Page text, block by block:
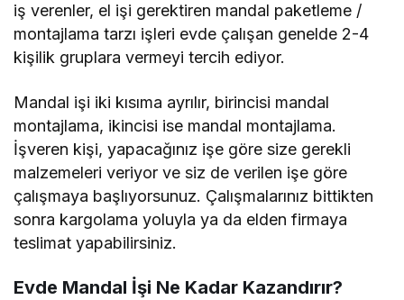
iş verenler, el işi gerektiren mandal paketleme /
montajlama tarzı işleri evde çalışan genelde 2-4
kişilik gruplara vermeyi tercih ediyor.
Mandal işi iki kısıma ayrılır, birincisi mandal
montajlama, ikincisi ise mandal montajlama.
İşveren kişi, yapacağınız işe göre size gerekli
malzemeleri veriyor ve siz de verilen işe göre
çalışmaya başlıyorsunuz. Çalışmalarınız bittikten
sonra kargolama yoluyla ya da elden firmaya
teslimat yapabilirsiniz.
Evde Mandal İşi Ne Kadar Kazandırır?